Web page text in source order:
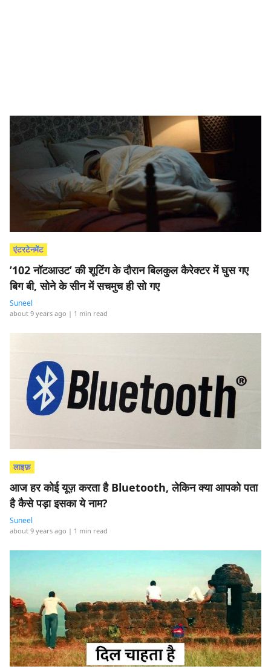
एंटरटेनमेंट
’102 नॉटआउट’ की शूटिंग के दौरान बिलकुल कैरेक्टर में घुस गए
बिग बी, सोने के सीन में सचमुच ही सो गए
Suneel
about 9 years ago | 1 min read
लाइफ़
आज हर कोई यूज़ करता है Bluetooth, लेकिन क्या आपको पता
है कैसे पड़ा इसका ये नाम?
Suneel
about 9 years ago | 1 min read